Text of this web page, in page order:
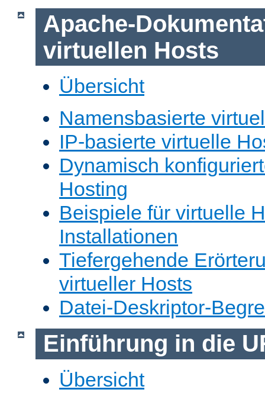
Apache-
virtuellen Hosts
Übersicht
Namensbasierte
IP-basierte virtuelle
Dynamisch
Hosting
Beispiele für virtuelle
Installationen
Tiefergehende
virtueller Hosts
Datei-Deskriptor-
Einführung in die
Übersicht